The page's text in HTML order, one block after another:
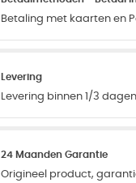
Betaling met kaarten en
Levering
Levering binnen 1/3
24 Maanden Garantie
Origineel product,